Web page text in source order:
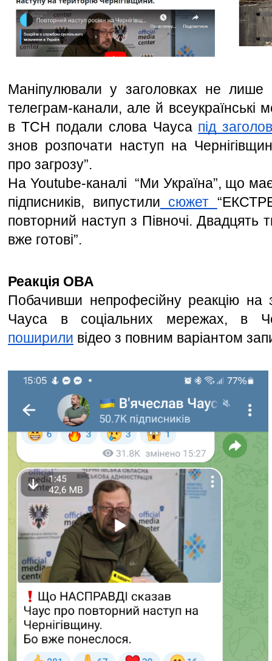
Маніпулювали у заголовках не лише
телеграм-канали, але й всеукраїнські
в ТСН подали слова Чауса під
знов розпочати наступ на
про загрозу”.
На Youtube-каналі  “Ми Україна”, що
підписників, випустили сюжет
повторний наступ з Півночі. Двадцять
вже готові”.
Реакція ОВА
Побачивши непрофесійну реакцію на
поширили відео з повним варіантом